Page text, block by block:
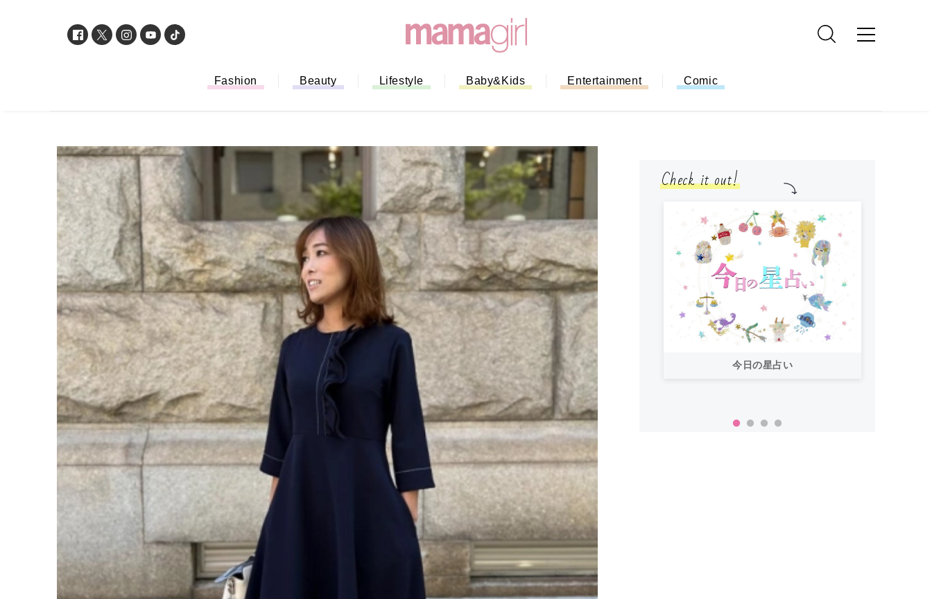
Fashion Beauty Lifestyle Baby&Kids Entertainment Comic
Check it out!
「もう行列に並ばない！」ミスドのモ
バイルオーダー完全ガイド｜支払い方
法から受け取り方までネットオーダー
を徹底解説
今日の星占い